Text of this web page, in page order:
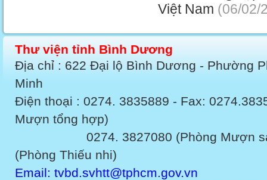
Việt Nam (06/02/
Thư viện tỉnh Bình Dương
Địa chỉ : 622 Đại lộ Bình Dương - Phường
Minh
Điện thoại : 0274. 3835889 - Fax:
Mượn tổng hợp)
0274. 3827080 (Phòng Mượn sách
(Phòng Thiếu nhi)
Email: tvbd.svhtt@tphcm.gov.vn